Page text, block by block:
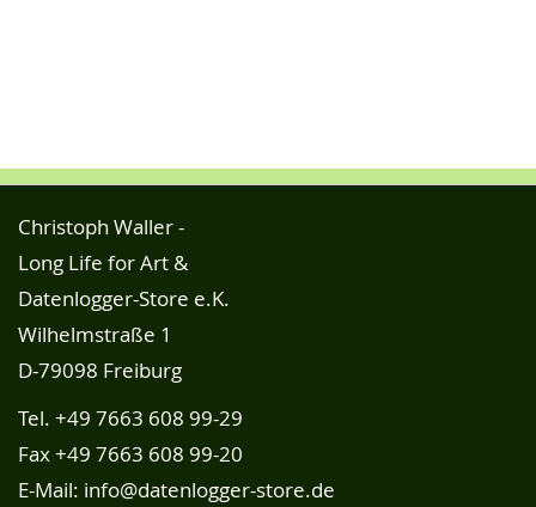
Christoph Waller -
Long Life for Art &
Datenlogger-Store e.K.
Wilhelmstraße 1
D-79098 Freiburg
Tel. +49 7663 608 99-29
Fax +49 7663 608 99-20
E-Mail: info@datenlogger-store.de